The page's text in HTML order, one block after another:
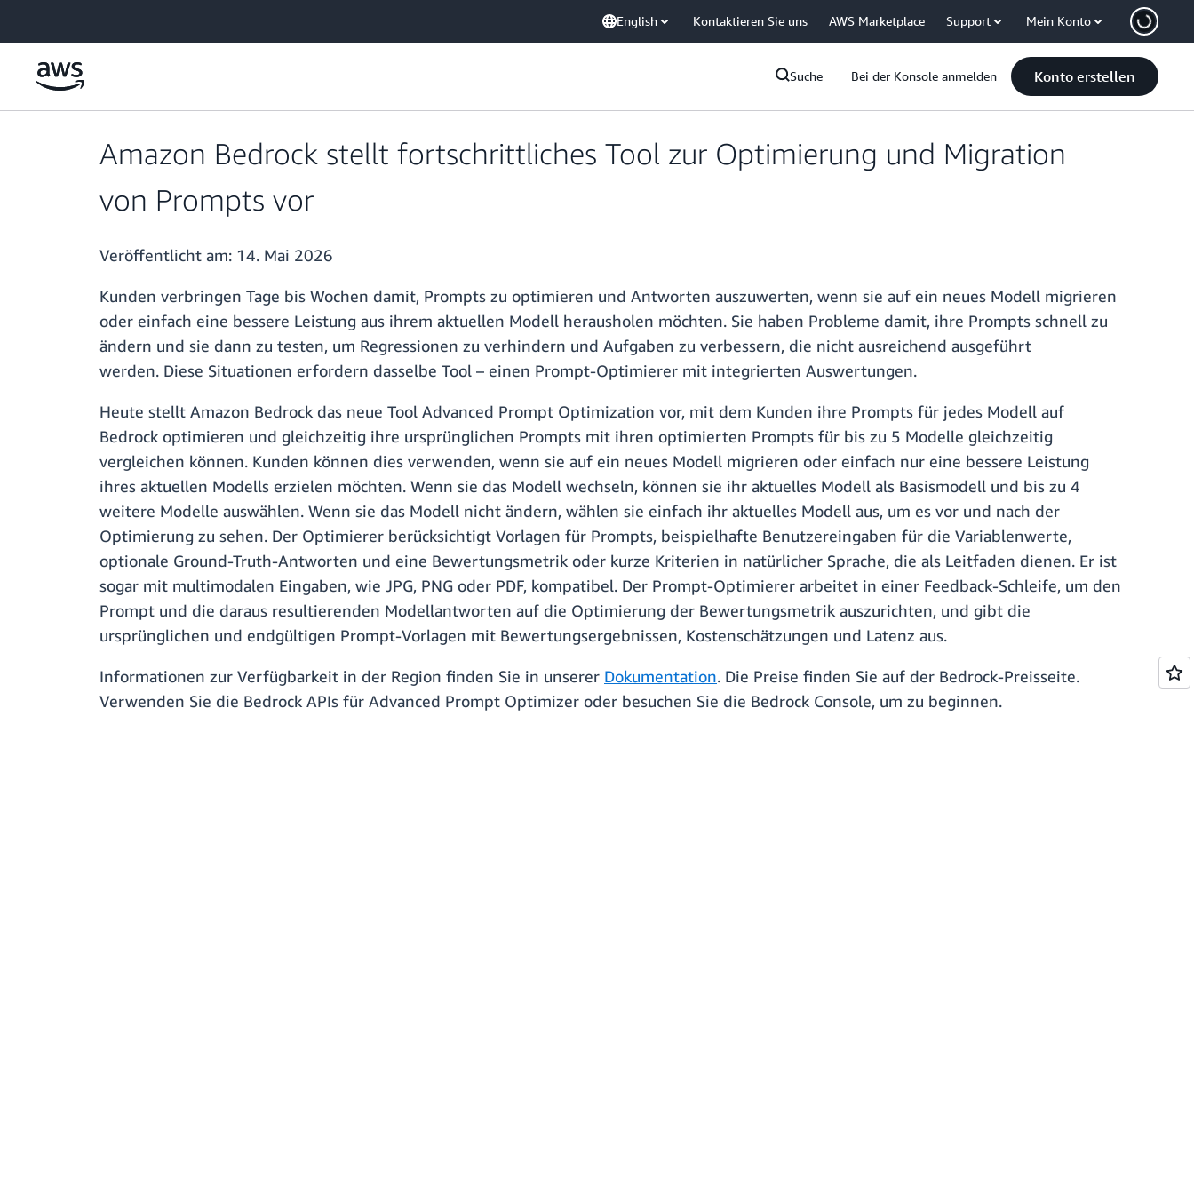
English Kontaktieren Sie uns AWS Marketplace Support Mein Konto
Suche Bei der Konsole anmelden Konto erstellen
Amazon Bedrock stellt fortschrittliches Tool zur Optimierung und Migration
von Prompts vor
Veröffentlicht am: 14. Mai 2026
Kunden verbringen Tage bis Wochen damit, Prompts zu optimieren und Antworten auszuwerten, wenn sie auf ein neues Modell migrieren
oder einfach eine bessere Leistung aus ihrem aktuellen Modell herausholen möchten. Sie haben Probleme damit, ihre Prompts schnell zu
ändern und sie dann zu testen, um Regressionen zu verhindern und Aufgaben zu verbessern, die nicht ausreichend ausgeführt
werden. Diese Situationen erfordern dasselbe Tool – einen Prompt-Optimierer mit integrierten Auswertungen.
Heute stellt Amazon Bedrock das neue Tool Advanced Prompt Optimization vor, mit dem Kunden ihre Prompts für jedes Modell auf
Bedrock optimieren und gleichzeitig ihre ursprünglichen Prompts mit ihren optimierten Prompts für bis zu 5 Modelle gleichzeitig
vergleichen können. Kunden können dies verwenden, wenn sie auf ein neues Modell migrieren oder einfach nur eine bessere Leistung
ihres aktuellen Modells erzielen möchten. Wenn sie das Modell wechseln, können sie ihr aktuelles Modell als Basismodell und bis zu 4
weitere Modelle auswählen. Wenn sie das Modell nicht ändern, wählen sie einfach ihr aktuelles Modell aus, um es vor und nach der
Optimierung zu sehen. Der Optimierer berücksichtigt Vorlagen für Prompts, beispielhafte Benutzereingaben für die Variablenwerte,
optionale Ground-Truth-Antworten und eine Bewertungsmetrik oder kurze Kriterien in natürlicher Sprache, die als Leitfaden dienen. Er ist
sogar mit multimodalen Eingaben, wie JPG, PNG oder PDF, kompatibel. Der Prompt-Optimierer arbeitet in einer Feedback-Schleife, um den
Prompt und die daraus resultierenden Modellantworten auf die Optimierung der Bewertungsmetrik auszurichten, und gibt die
ursprünglichen und endgültigen Prompt-Vorlagen mit Bewertungsergebnissen, Kostenschätzungen und Latenz aus.
Informationen zur Verfügbarkeit in der Region finden Sie in unserer Dokumentation. Die Preise finden Sie auf der Bedrock-Preisseite.
Verwenden Sie die Bedrock APIs für Advanced Prompt Optimizer oder besuchen Sie die Bedrock Console, um zu beginnen.